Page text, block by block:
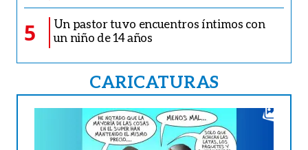
5
Un pastor tuvo encuentros íntimos con
un niño de 14 años
CARICATURAS